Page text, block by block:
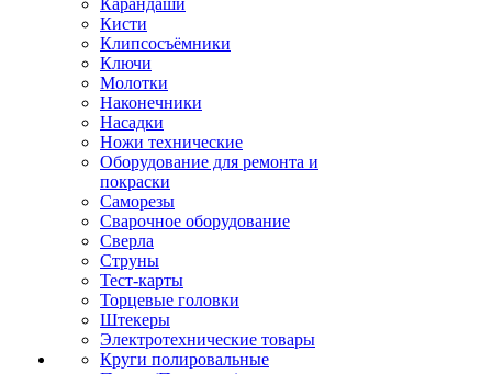
Карандаши
Кисти
Клипсосъёмники
Ключи
Молотки
Наконечники
Насадки
Ножи технические
Оборудование для ремонта и
покраски
Саморезы
Сварочное оборудование
Сверла
Струны
Тест-карты
Торцевые головки
Штекеры
Электротехнические товары
Круги полировальные